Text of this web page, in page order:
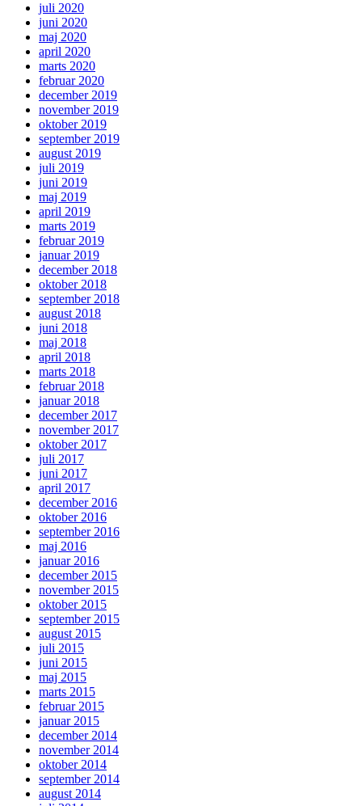
juli 2020
juni 2020
maj 2020
april 2020
marts 2020
februar 2020
december 2019
november 2019
oktober 2019
september 2019
august 2019
juli 2019
juni 2019
maj 2019
april 2019
marts 2019
februar 2019
januar 2019
december 2018
oktober 2018
september 2018
august 2018
juni 2018
maj 2018
april 2018
marts 2018
februar 2018
januar 2018
december 2017
november 2017
oktober 2017
juli 2017
juni 2017
april 2017
december 2016
oktober 2016
september 2016
maj 2016
januar 2016
december 2015
november 2015
oktober 2015
september 2015
august 2015
juli 2015
juni 2015
maj 2015
marts 2015
februar 2015
januar 2015
december 2014
november 2014
oktober 2014
september 2014
august 2014